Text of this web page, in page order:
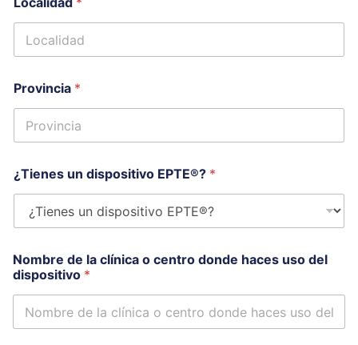
Provincia *
¿Tienes un dispositivo EPTE®? *
e
r
i
i
Nombre de la clínica o centro donde haces uso del
dispositivo *